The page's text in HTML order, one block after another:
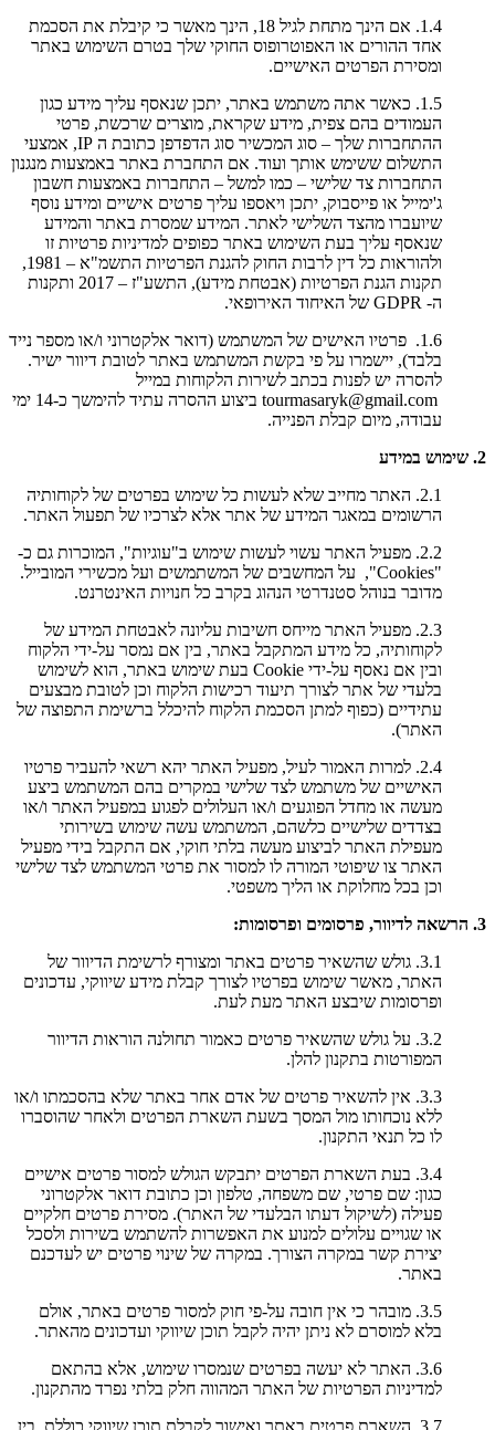
1.4. אם הינך מתחת לגיל 18, הינך מאשר כי קיבלת את הסכמת
אחד ההורים או האפוטרופוס החוקי שלך בטרם השימוש באתר
ומסירת הפרטים האישיים.
1.5. כאשר אתה משתמש באתר, יתכן שנאסף עליך מידע כגון
העמודים בהם צפית, מידע שקראת, מוצרים שרכשת, פרטי
ההתחברות שלך – סוג המכשיר סוג הדפדפן כתובת ה IP, אמצעי
התשלום ששימש אותך ועוד. אם התחברת באתר באמצעות מנגנון
התחברות צד שלישי – כמו למשל – התחברות באמצעות חשבון
ג'ימייל או פייסבוק, יתכן ויאספו עליך פרטים אישיים ומידע נוסף
שיועברו מהצד השלישי לאתר. המידע שמסרת באתר והמידע
שנאסף עליך בעת השימוש באתר כפופים למדיניות פרטיות זו
ולהוראות כל דין לרבות החוק להגנת הפרטיות התשמ"א – 1981,
תקנות הגנת הפרטיות (אבטחת מידע), התשע"ז – 2017 ותקנות
ה- GDPR של האיחוד האירופאי.
1.6. פרטיו האישים של המשתמש (דואר אלקטרוני ו/או מספר נייד
בלבד), יישמרו על פי בקשת המשתמש באתר לטובת דיוור ישיר.
להסרה יש לפנות בכתב לשירות הלקוחות במייל
tourmasaryk@gmail.com ביצוע ההסרה עתיד להימשך כ-14 ימי
עבודה, מיום קבלת הפנייה.
2. שימוש במידע
2.1. האתר מחייב שלא לעשות כל שימוש בפרטים של לקוחותיה
הרשומים במאגר המידע של אתר אלא לצרכיו של תפעול האתר.
2.2. מפעיל האתר עשוי לעשות שימוש ב"עוגיות", המוכרות גם כ-
"Cookies", על המחשבים של המשתמשים ועל מכשירי המובייל.
מדובר בנוהל סטנדרטי הנהוג בקרב כל חנויות האינטרנט.
2.3. מפעיל האתר מייחס חשיבות עליונה לאבטחת המידע של
לקוחותיה, כל מידע המתקבל באתר, בין אם נמסר על-ידי הלקוח
ובין אם נאסף על-ידי Cookie בעת שימוש באתר, הוא לשימוש
בלעדי של אתר לצורך תיעוד רכישות הלקוח וכן לטובת מבצעים
עתידיים (כפוף למתן הסכמת הלקוח להיכלל ברשימת התפוצה של
האתר).
2.4. למרות האמור לעיל, מפעיל האתר יהא רשאי להעביר פרטיו
האישיים של משתמש לצד שלישי במקרים בהם המשתמש ביצע
מעשה או מחדל הפוגעים ו/או העלולים לפגוע במפעיל האתר ו/או
בצדדים שלישיים כלשהם, המשתמש עשה שימוש בשירותי
מעפילת האתר לביצוע מעשה בלתי חוקי, אם התקבל בידי מפעיל
האתר צו שיפוטי המורה לו למסור את פרטי המשתמש לצד שלישי
וכן בכל מחלוקת או הליך משפטי.
3. הרשאה לדיוור, פרסומים ופרסומות:
3.1. גולש שהשאיר פרטים באתר ומצורף לרשימת הדיוור של
האתר, מאשר שימוש בפרטיו לצורך קבלת מידע שיווקי, עדכונים
ופרסומות שיבצע האתר מעת לעת.
3.2. על גולש שהשאיר פרטים כאמור תחולנה הוראות הדיוור
המפורטות בתקנון להלן.
3.3. אין להשאיר פרטים של אדם אחר באתר שלא בהסכמתו ו/או
ללא נוכחותו מול המסך בשעת השארת הפרטים ולאחר שהוסברו
לו כל תנאי התקנון.
3.4. בעת השארת הפרטים יתבקש הגולש למסור פרטים אישיים
כגון: שם פרטי, שם משפחה, טלפון וכן כתובת דואר אלקטרוני
פעילה (לשיקול דעתו הבלעדי של האתר). מסירת פרטים חלקיים
או שגויים עלולים למנוע את האפשרות להשתמש בשירות ולסכל
יצירת קשר במקרה הצורך. במקרה של שינוי פרטים יש לעדכנם
באתר.
3.5. מובהר כי אין חובה על-פי חוק למסור פרטים באתר, אולם
בלא למוסרם לא ניתן יהיה לקבל תוכן שיווקי ועדכונים מהאתר.
3.6. האתר לא יעשה בפרטים שנמסרו שימוש, אלא בהתאם
למדיניות הפרטיות של האתר המהווה חלק בלתי נפרד מהתקנון.